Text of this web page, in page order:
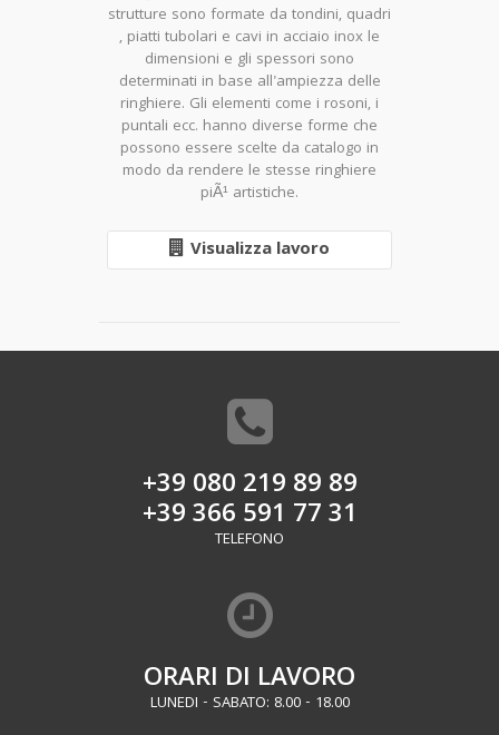
strutture sono formate da tondini, quadri
, piatti tubolari e cavi in acciaio inox le
dimensioni e gli spessori sono
determinati in base all'ampiezza delle
ringhiere. Gli elementi come i rosoni, i
puntali ecc. hanno diverse forme che
possono essere scelte da catalogo in
modo da rendere le stesse ringhiere
piÃ¹ artistiche.
Visualizza lavoro
+39 080 219 89 89
+39 366 591 77 31
TELEFONO
ORARI DI LAVORO
LUNEDI - SABATO: 8.00 - 18.00